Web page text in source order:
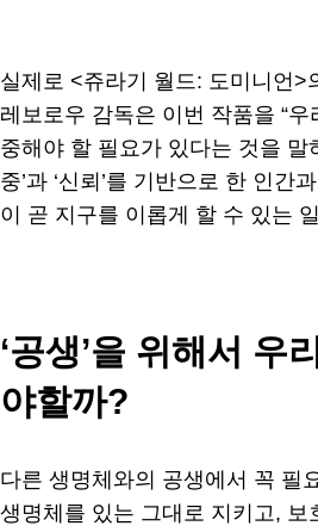
실제로 <쥬라기 월드: 도미니언>
레보로우 감독은 이번 작품을 “
중해야 할 필요가 있다는 것을 말
중’과 ‘신뢰’를 기반으로 한 인간
이 곧 지구를 이롭게 할 수 있는
‘공생’을 위해서 우
야할까?
다른 생명체와의 공생에서 꼭 필
생명체를 있는 그대로 지키고, 보